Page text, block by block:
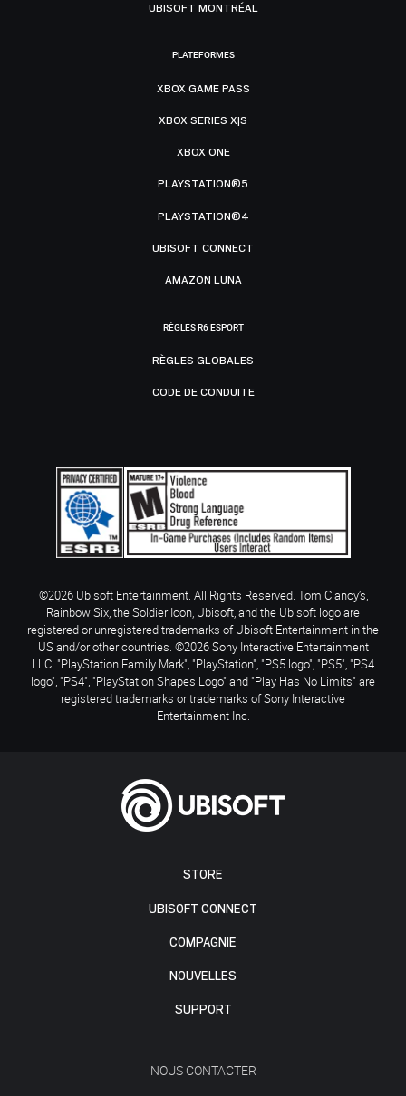
STORE
UBISOFT CONNECT
COMPAGNIE
NOUVELLES
SUPPORT
NOUS CONTACTER
UBISOFT MONTRÉAL
PLATEFORMES
XBOX GAME PASS
XBOX SERIES X|S
XBOX ONE
PLAYSTATION®5
PLAYSTATION®4
UBISOFT CONNECT
AMAZON LUNA
RÈGLES R6 ESPORT
RÈGLES GLOBALES
CODE DE CONDUITE
©2026 Ubisoft Entertainment. All Rights Reserved. Tom Clancy’s,
Rainbow Six, the Soldier Icon, Ubisoft, and the Ubisoft logo are
registered or unregistered trademarks of Ubisoft Entertainment in the
US and/or other countries. ©2026 Sony Interactive Entertainment
LLC. "PlayStation Family Mark", "PlayStation", "PS5 logo", "PS5", "PS4
logo", "PS4", "PlayStation Shapes Logo" and "Play Has No Limits" are
registered trademarks or trademarks of Sony Interactive
Entertainment Inc.